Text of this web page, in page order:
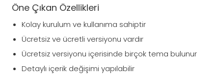
Öne Çıkan Özellikleri
Kolay kurulum ve kullanıma sahiptir
Ücretsiz ve ücretli versiyonu vardır
Ücretsiz versiyonu içerisinde birçok tema bulunur
Detaylı içerik değişimi yapılabilir